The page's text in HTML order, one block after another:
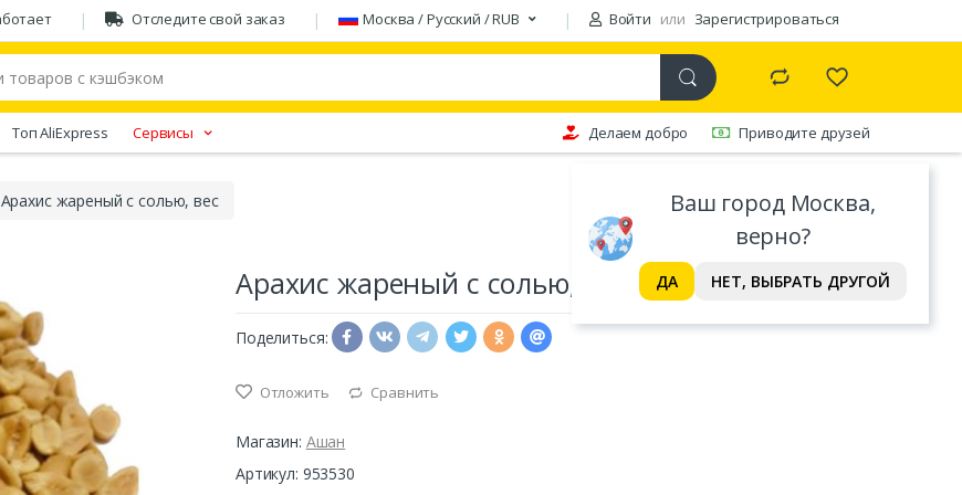
Отследите свой заказ Москва / Русский / RUB Войти или Зарегистрироваться
Ваш город Москва,
верно?
ДА НЕТ, ВЫБРАТЬ ДРУГОЙ
Tоп AliExpress Сервисы Делаем добро Приводите друзей
Арахис жареный с солью, вес
Арахис жареный с солью, вес
Поделиться:
Отложить Сравнить
Магазин: Ашан
Артикул: 953530